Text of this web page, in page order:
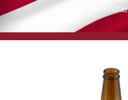
ビール詳細